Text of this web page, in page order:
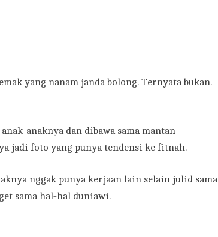
yang nanam janda bolong. Ternyata bukan.
anaknya dan dibawa sama mantan
jadi foto yang punya tendensi ke fitnah.
nggak punya kerjaan lain selain julid sama
sama hal-hal duniawi.